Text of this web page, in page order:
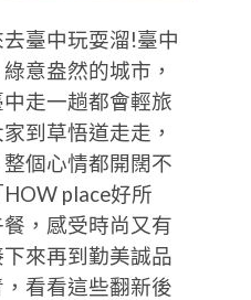
臺中玩耍溜!臺中
意盎然的城市，
走一趟都會輕旅
到草悟道走走，
個心情都開闊不
place好所
，感受時尚又有
來再到勤美誠品
看看這些翻新後